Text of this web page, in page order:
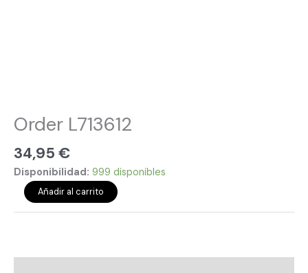
Order L713612
34,95 €
Disponibilidad: 999 disponibles
Añadir al carrito